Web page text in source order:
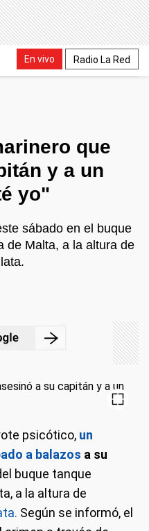
En vivo Radio La Red
que
y a un
yo"
sábado en el buque
de Malta, a la altura de
psicótico, un
a balazos a su
buque tanque
a la altura de
Según se informó, el